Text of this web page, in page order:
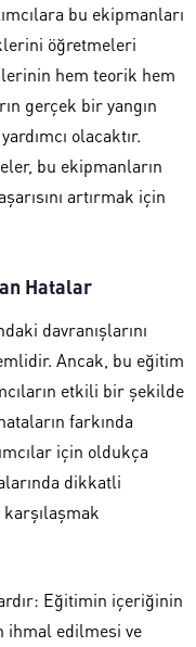
bu ekipmanları
öğretmeleri
hem teorik hem
gerçek bir yangın
olacaktır.
bu ekipmanların
artırmak için
Hatalar
davranışlarını
Ancak, bu eğitim
etkili bir şekilde
farkında
için oldukça
dikkatli
Eğitimin içeriğinin
ihmal edilmesi ve